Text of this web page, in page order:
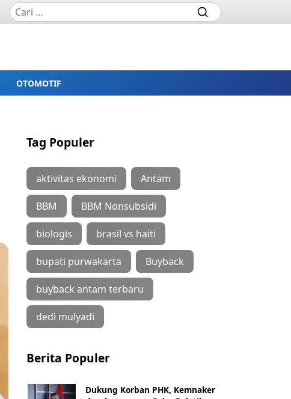
OTOMOTIF
Tag Populer
aktivitas ekonomi Antam
BBM BBM Nonsubsidi
biologis brasil vs haiti
bupati purwakarta Buyback
buyback antam terbaru
dedi mulyadi
Berita Populer
Dukung Korban PHK, Kemnaker